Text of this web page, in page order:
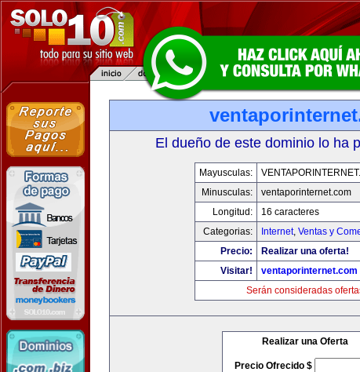
El dueño de este dominio lo ha
Mayusculas:
Minusculas:
ventaporinternet.com
Longitud:
16 caracteres
Categorias:
Internet, Ventas y
Precio:
Realizar una oferta!
Visitar!
ventaporinternet.com
Serán consideradas
Realizar una Oferta
Precio Ofrecido $